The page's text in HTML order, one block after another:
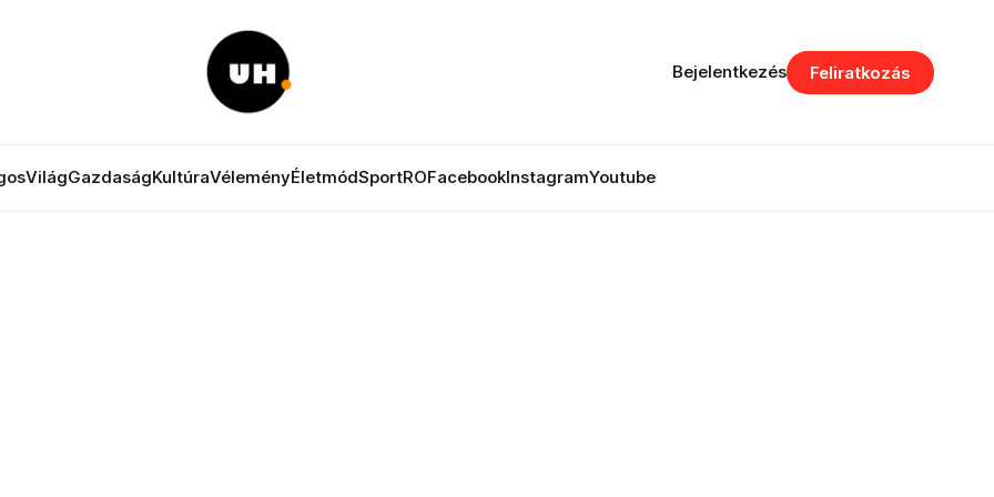
VilágGazdaságKultúraVéleményÉletmódSportROFacebookInstagramYoutube
Bejelentkezés Feliratkozás